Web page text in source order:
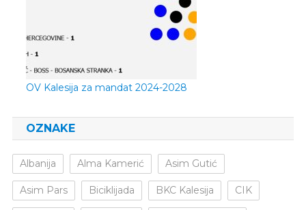
OV Kalesija za mandat 2024-2028
OZNAKE
Albanija Alma Kamerić Asim Gutić
Asim Pars Biciklijada BKC Kalesija CIK